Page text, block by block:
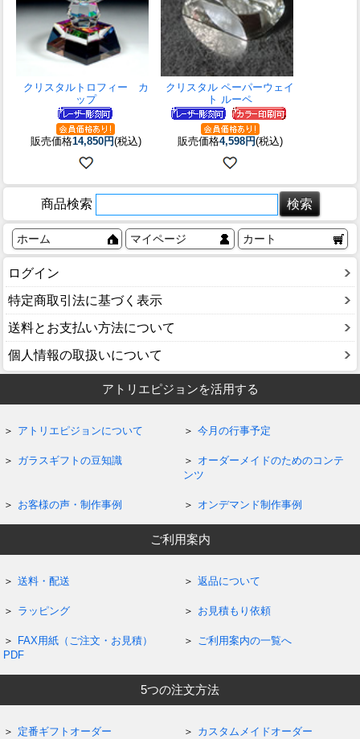
クリスタルトロフィー カ
ップ
販売価格14,850円(税込)
クリスタル ペーパーウェイ
ト ルーペ
販売価格4,598円(税込)
商品検索
ホーム マイページ カート
ログイン
特定商取引法に基づく表示
送料とお支払い方法について
個人情報の取扱いについて
アトリエピジョンを活用する
アトリエピジョンについて 今月の行事予定
ガラスギフトの豆知識
オーダーメイドのためのコンテ
ンツ
お客様の声・制作事例 オンデマンド制作事例
ご利用案内
送料・配送 返品について
ラッピング お見積もり依頼
FAX用紙（ご注文・お見積）
PDF
ご利用案内の一覧へ
5つの注文方法
定番ギフトオーダー カスタムメイドオーダー